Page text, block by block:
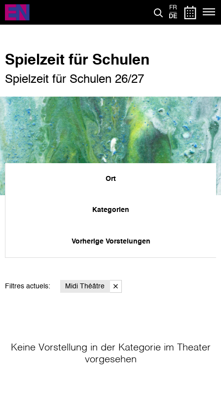
Direkt
zum
Inhalt
FR
DE
Spielzeit für Schulen
Spielzeit für Schulen 26/27
Ort
Kategorien
Vorherige Vorstelungen
Filtres actuels: Midi Théâtre
Keine Vorstellung in der Kategorie im Theater
vorgesehen